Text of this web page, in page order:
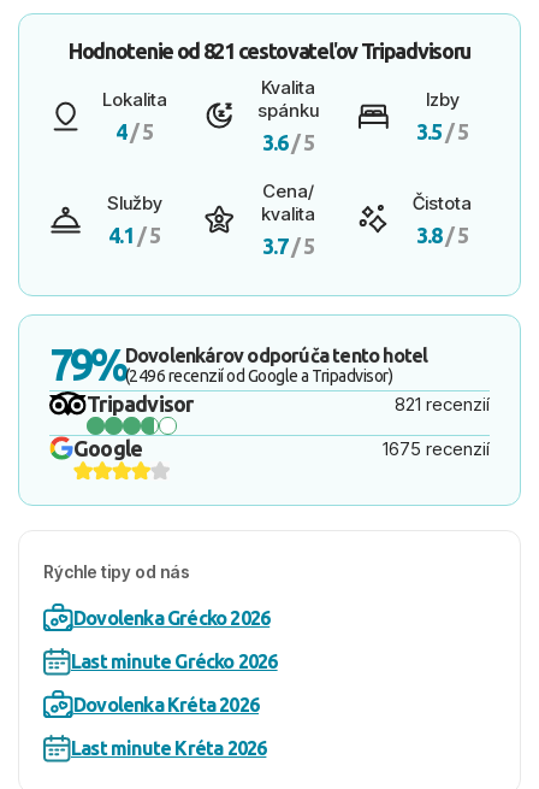
Hodnotenie od 821 cestovateľovTripadvisoru
Lokalita
4/ 5
Kvalita
spánku
3.6/ 5
Izby
3.5 / 5
Služby
4.1 / 5
Cena/
kvalita
3.7/ 5
Čistota
3.8/ 5
79%Dovolenkárov odporúča tento hotel
(2496 recenzií od Google a Tripadvisor)
Tripadvisor 821 recenzií
Google 1675 recenzií
Rýchle tipy od nás
Dovolenka Grécko 2026
Last minute Grécko 2026
Dovolenka Kréta 2026
Last minute Kréta 2026